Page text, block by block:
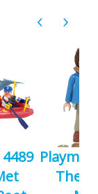
The-